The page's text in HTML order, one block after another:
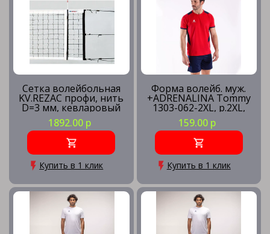
Сетка волейбольная
KV.REZAC профи, нить
D=3 мм, кевларовый
трос
1892.00 р
Купить в 1 клик
Форма волейб. муж.
+ADRENALINA Tommy
1303-062-2XL, р.2XL,
100% полиэстер,
красно-синий
159.00 р
Купить в 1 клик